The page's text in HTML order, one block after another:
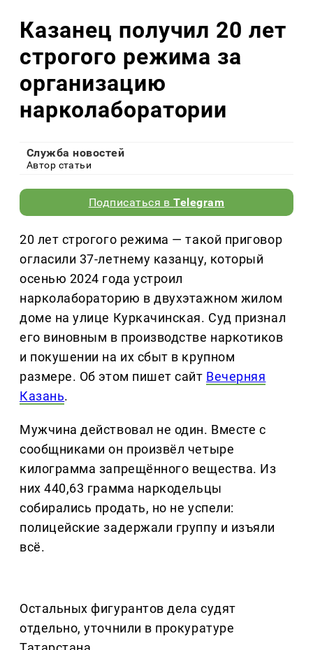
Казанец получил 20 лет
строгого режима за
организацию
нарколаборатории
Служба новостей
Автор статьи
Подписаться вTelegram
20 лет строгого режима — такой приговор
огласили 37-летнему казанцу, который
осенью 2024 года устроил
нарколабораторию в двухэтажном жилом
доме на улице Куркачинская. Суд признал
его виновным в производстве наркотиков
и покушении на их сбыт в крупном
размере. Об этом пишет сайт Вечерняя
Казань.
Мужчина действовал не один. Вместе с
сообщниками он произвёл четыре
килограмма запрещённого вещества. Из
них 440,63 грамма наркодельцы
собирались продать, но не успели:
полицейские задержали группу и изъяли
всё.
Остальных фигурантов дела судят
отдельно, уточнили в прокуратуре